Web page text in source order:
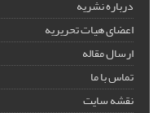
درباره نشریه
اعضای هیات تحریریه
ارسال مقاله
تماس با ما
نقشه سایت